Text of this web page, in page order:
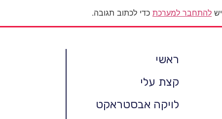
יש להתחבר למערכת כדי לכתוב תגובה.
ראשי
קצת עלי
לויקה אבסטראקט